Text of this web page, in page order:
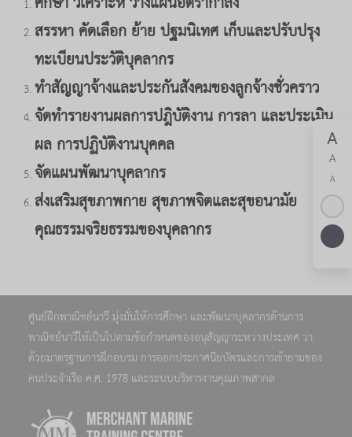
สรรหา คัดเลือก ย้าย ปฐมนิเทศ เก็บและปรับปรุง
ทะเบียนประวัติบุคลากร
ทำสัญญาจ้างและประกันสังคมของลูกจ้างชั่วคราว
จัดทำรายงานผลการปฎิบัติงาน การลา และประเมิน
ผล การปฏิบัติงานบุคคล
จัดแผนพัฒนาบุคลากร
ส่งเสริมสุขภาพกาย สุขภาพจิตและสุขอนามัย
คุณธรรมจริยธรรมของบุคลากร
ศูนย์ฝึกพาณิชย์นาวี มุ่งมั่นให้การศึกษา และพัฒนาบุคลากรด้านการ
พาณิชย์นาวีให้เป็นไปตามข้อกำหนดของอนุสัญญาระหว่างประเทศ ว่า
ด้วยมาตรฐานการฝึกอบรม การออกประกาศนียบัตรและการเข้ายามของ
คนประจำเรือ ค.ศ. 1978 และระบบบริหารงานคุณภาพสากล
A
A
A